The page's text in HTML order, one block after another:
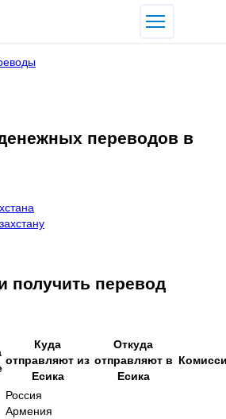
переводов в
получить перевод
Куда
отправляют из
Есика
Откуда
отправляют в
Есика
Россия
Армения